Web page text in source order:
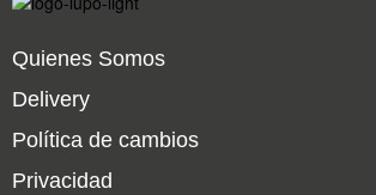
Quienes Somos
Delivery
Política de cambios
Privacidad